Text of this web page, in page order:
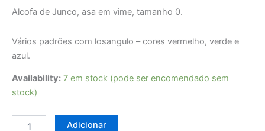
Alcofa de Junco, asa em vime, tamanho 0.
Vários padrões com losangulo – cores vermelho, verde e
azul.
Availability: 7 em stock (pode ser encomendado sem
stock)
Adicionar